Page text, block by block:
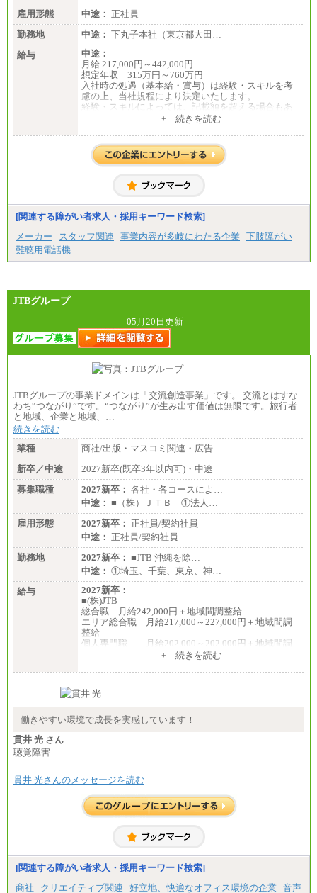
雇用形態
中途： 正社員
勤務地
中途： 下丸子本社（東京都大田…
給与
中途：
月給 217,000円～442,000円
想定年収 315万円～760万円
入社時の処遇（基本給・賞与）は経験・スキルを考
慮の上、当社規程により決定いたします。
経験・スキルによっては、記載額を超える場合もあ
+ 続きを読む
[関連する障がい者求人・採用キーワード検索]
メーカー
スタッフ関連 事業内容が多岐にわたる企業
下肢障がい
難聴用電話機
JTBグループ
05月20日更新
JTBグループの事業ドメインは「交流創造事業」です。 交流とはすな
わち“つながり”です。“つながり”が生み出す価値は無限です。旅行者
と地域、企業と地域、…
続きを読む
業種
商社/出版・マスコミ関連・広告…
新卒／中途
2027新卒(既卒3年以内可)・中途
募集職種
2027新卒： 各社・各コースによ…
中途： ■（株）ＪＴＢ ①法人…
雇用形態
2027新卒： 正社員/契約社員
中途： 正社員/契約社員
勤務地
2027新卒： ■JTB 沖縄を除…
中途： ①埼玉、千葉、東京、神…
給与
2027新卒：
■(株)JTB
総合職 月給242,000円＋地域間調整給
エリア総合職 月給217,000～227,000円＋地域間調
整給
個人専門職 月給202,000～202,000円＋地域間調
総合職 月給208,000～235,000円
※詳細はJTBキャリアサイトよりご確認ください。
総合職 月給220,000～230,000円＋地域間調整給
整給
※詳細はJTBキャリアサイトよりご確認ください。
■(株)JTBコミュニケーションデザイン
総合職 月給230,000円
みなし残業手当：20,000円（一律支給）※みなし
残業手当の残業時間は10.43時間。
間に応じて、時間外手当等を支給。
+ 続きを読む
働きやすい環境で成長を実感しています！
貫井 光 さん
聴覚障害
貫井 光さんのメッセージを読む
[関連する障がい者求人・採用キーワード検索]
商社
クリエイティブ関連 好立地、快適なオフィス環境の企業 音声